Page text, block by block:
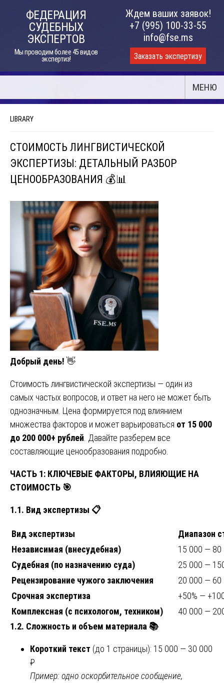
ФЕДЕРАЦИЯ
СУДЕБНЫХ
ЭКСПЕРТОВ
Мы проводим более 45 видов
экспертиз!
Ждем ваших заявок!
+7 (995) 100-33-55
info@fse.ms
Заказать экспертизу
МЕНЮ
LIBRARY
СТОИМОСТЬ ЛИНГВИСТИЧЕСКОЙ
ЭКСПЕРТИЗЫ: ДЕТАЛЬНЫЙ РАЗБОР
ЦЕНООБРАЗОВАНИЯ 💰📊
Добрый день! 👋
Стоимость лингвистической экспертизы — один из
самых частых вопросов, и ответ на него не может быть
однозначным. Цена формируется под влиянием
множества факторов и может варьироваться от 15 000
до 200 000+ рублей . Давайте разберем все
составляющие ценообразования подробно.
ЧАСТЬ 1: КЛЮЧЕВЫЕ ФАКТОРЫ, ВЛИЯЮЩИЕ НА
СТОИМОСТЬ 🎯
1.1. Вид экспертизы 📋
Вид экспертизы
Диапазон
Независимая (внесудебная)
15 000 — 80
Судебная (по назначению суда)
25 000 —
Рецензирование чужого заключения
20 000 — 60
Срочная экспертиза
+50% —
Комплексная (с психологом, техником)
40 000 —
1.2. Сложность и объем материала 📚
Короткий текст (до 1 страницы): 15 000 — 30 000
₽
Пример: одно оскорбительное сообщение,